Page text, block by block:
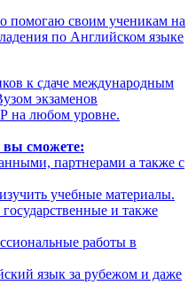
помогаю своим ученикам на
по Английском языке
к сдаче международным
экзаменов
на любом уровне.
вы сможете:
партнерами а также с
учебные материалы.
и также
работы в
язык за рубежом и даже